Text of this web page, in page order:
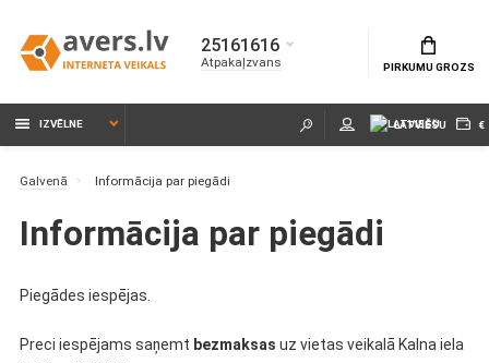
25161616
Atpakaļzvans PIRKUMU GROZS
IZVĒLNE LATVIEŠU €
Galvenā Informācija par piegādi
Informācija par piegādi
Piegādes iespējas.
Preci iespējams saņemt bezmaksas uz vietas veikalā Kalna iela